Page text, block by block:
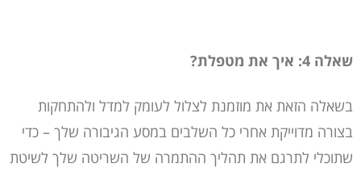
שאלה 4: איך את מטפלת?
בשאלה הזאת את מוזמנת לצלול לעומק למדל ולהתחקות
בצורה מדוייקת אחרי כל השלבים במסע הגיבורה שלך – כדי
שתוכלי לתרגם את תהליך ההתמרה של השריטה שלך לשיטת